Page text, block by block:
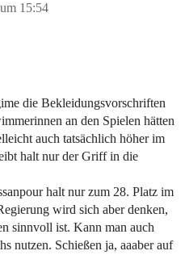
15:54
die Bekleidungsvorschriften
an den Spielen hätten
auch tatsächlich höher im
halt nur der Griff in die
halt nur zum 28. Platz im
wird sich aber denken,
sinnvoll ist. Kann man auch
nutzen. Schießen ja, aaaber auf